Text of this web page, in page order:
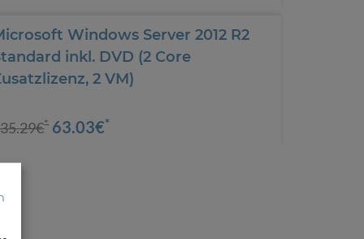
Windows Server 2012 R2
inkl. DVD (2 Core
2 VM)
* 63.03€*